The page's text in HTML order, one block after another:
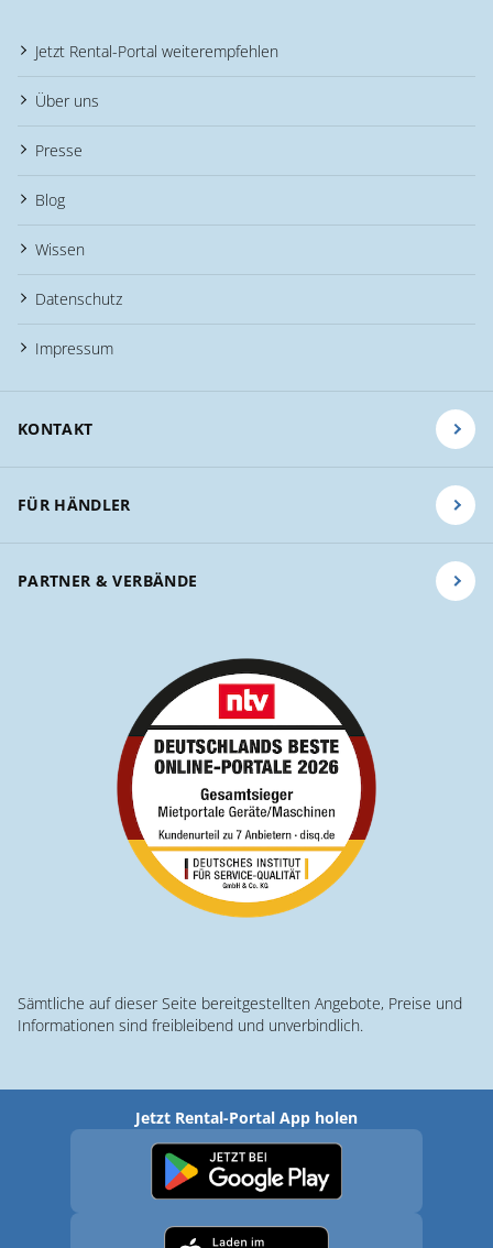
Jetzt Rental-Portal weiterempfehlen
Über uns
Presse
Blog
Wissen
Datenschutz
Impressum
KONTAKT
FÜR HÄNDLER
PARTNER & VERBÄNDE
Sämtliche auf dieser Seite bereitgestellten Angebote, Preise und
Informationen sind freibleibend und unverbindlich.
Jetzt Rental-Portal App holen